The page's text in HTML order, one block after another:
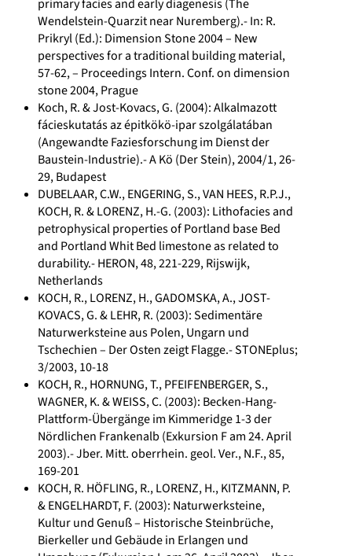
primary facies and early diagenesis (The
Wendelstein-Quarzit near Nuremberg).- In: R.
Prikryl (Ed.): Dimension Stone 2004 – New
perspectives for a traditional building material,
57-62, – Proceedings Intern. Conf. on dimension
stone 2004, Prague
Koch, R. & Jost-Kovacs, G. (2004): Alkalmazott
fácieskutatás az épitkökö-ipar szolgálatában
(Angewandte Faziesforschung im Dienst der
Baustein-Industrie).- A Kö (Der Stein), 2004/1, 26-
29, Budapest
DUBELAAR, C.W., ENGERING, S., VAN HEES, R.P.J.,
KOCH, R. & LORENZ, H.-G. (2003): Lithofacies and
petrophysical properties of Portland base Bed
and Portland Whit Bed limestone as related to
durability.- HERON, 48, 221-229, Rijswijk,
Netherlands
KOCH, R., LORENZ, H., GADOMSKA, A., JOST-
KOVACS, G. & LEHR, R. (2003): Sedimentäre
Naturwerksteine aus Polen, Ungarn und
Tschechien – Der Osten zeigt Flagge.- STONEplus;
3/2003, 10-18
KOCH, R., HORNUNG, T., PFEIFENBERGER, S.,
WAGNER, K. & WEISS, C. (2003): Becken-Hang-
Plattform-Übergänge im Kimmeridge 1-3 der
Nördlichen Frankenalb (Exkursion F am 24. April
2003).- Jber. Mitt. oberrhein. geol. Ver., N.F., 85,
169-201
KOCH, R. HÖFLING, R., LORENZ, H., KITZMANN, P.
& ENGELHARDT, F. (2003): Naturwerksteine,
Kultur und Genuß – Historische Steinbrüche,
Bierkeller und Gebäude in Erlangen und